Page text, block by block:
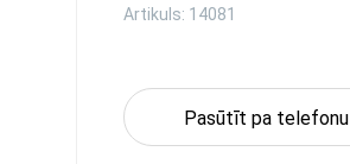
Artikuls: 14081
Pasūtīt pa telefonu